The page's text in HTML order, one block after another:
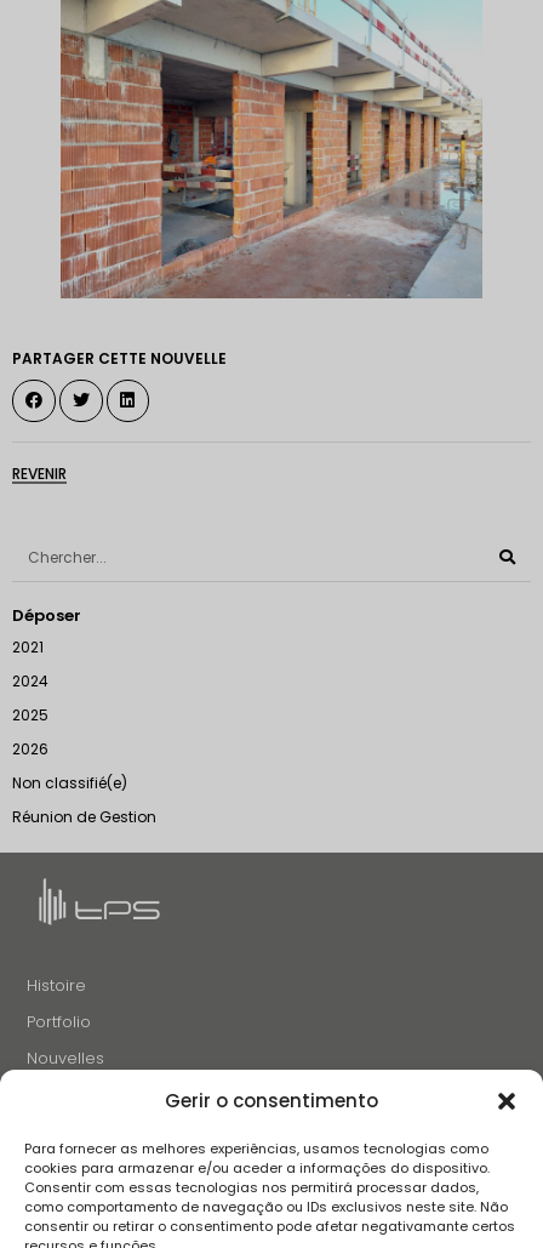
Gerir o consentimento
Para fornecer as melhores experiências, usamos tecnologias como
cookies para armazenar e/ou aceder a informações do dispositivo.
Consentir com essas tecnologias nos permitirá processar dados,
como comportamento de navegação ou IDs exclusivos neste site. Não
consentir ou retirar o consentimento pode afetar negativamante certos
PARTAGER CETTE NOUVELLE
REVENIR
Déposer
2021
2024
2025
2026
Non classifié(e)
Réunion de Gestion
Histoire
Portfolio
Nouvelles
Projets et Initiatives
Contacts
SUIVEZ-NOUS